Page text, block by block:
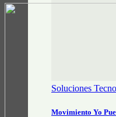
Soluciones
Movimiento Yo